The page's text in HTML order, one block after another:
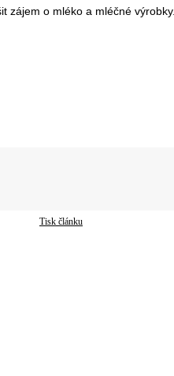
zájem o mléko a mléčné výrobky.
Tisk článku